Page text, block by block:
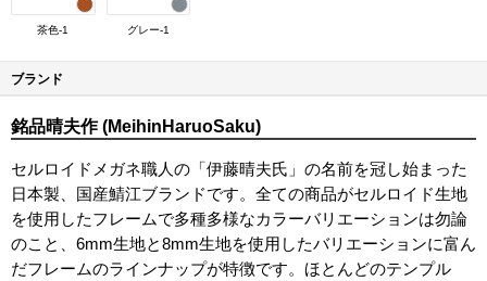
茶色-1 グレー-1
ブランド
銘品晴夫作 (MeihinHaruoSaku)
セルロイドメガネ職人の「伊藤晴夫氏」の名前を冠し始まった
日本製、国産鯖江ブランドです。全ての商品がセルロイド生地
を使用したフレームで多種多様なカラーバリエーションは勿論
のこと、6mm生地と8mm生地を使用したバリエーションに富ん
だフレームのラインナップが特徴です。ほとんどのテンプル